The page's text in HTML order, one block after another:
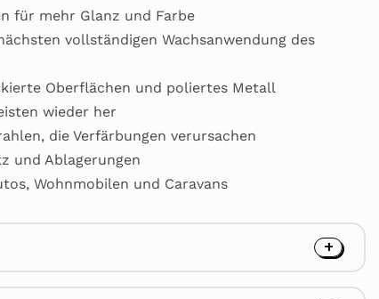
00:52
für mehr Glanz und Farbe
vollständigen Wachsanwendung des
Oberflächen und poliertes Metall
wieder her
die Verfärbungen verursachen
und Ablagerungen
Wohnmobilen und Caravans